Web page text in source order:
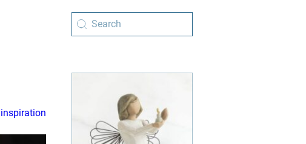
inspiration